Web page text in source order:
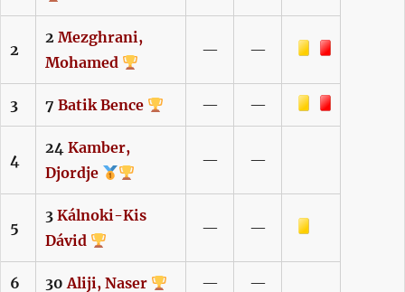
2
2 Mezghrani,
Mohamed
— —
Sárga lap
Piros lap
3 7 Batik Bence — —
Sárga lap
Piros lap
4
24 Kamber,
Djordje
— —
5
3 Kálnoki-Kis
Dávid
— —
Sárga lap
6 30Aliji, Naser — —